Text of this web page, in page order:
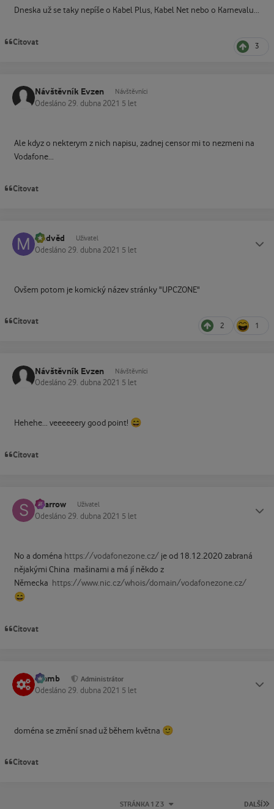
Dneska už se taky nepíše o Kabel Plus, Kabel Net nebo o Karnevalu...
Citovat 3
Návštěvník Evzen Návštěvníci
Odesláno 29. dubna 2021 5 let
Ale kdyz o nekterym z nich napisu, zadnej censor mi to nezmeni na
Vodafone...
Citovat
Medvěd Uživatel
Odesláno 29. dubna 2021 5 let
Ovšem potom je komický název stránky "UPCZONE"
Citovat 2 1
Návštěvník Evzen Návštěvníci
Odesláno 29. dubna 2021 5 let
Hehehe... veeeeeery good point! 😄
Citovat
Sparrow Uživatel
Odesláno 29. dubna 2021 5 let
No a doména https://vodafonezone.cz/ je od 18.12.2020 zabraná
nějakými China mašinami a má jí někdo z
Německa https://www.nic.cz/whois/domain/vodafonezone.cz/
😄
Citovat
Slamb Administrátor
Odesláno 29. dubna 2021 5 let
doména se změní snad už během května 🙂
Citovat
DALŠÍ
STRÁNKA 1 Z 3